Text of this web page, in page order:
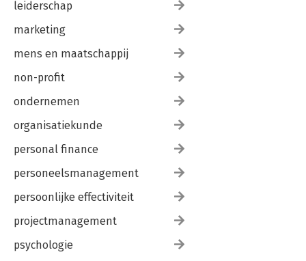
leiderschap
marketing
mens en maatschappij
non-profit
ondernemen
organisatiekunde
personal finance
personeelsmanagement
persoonlijke effectiviteit
projectmanagement
psychologie